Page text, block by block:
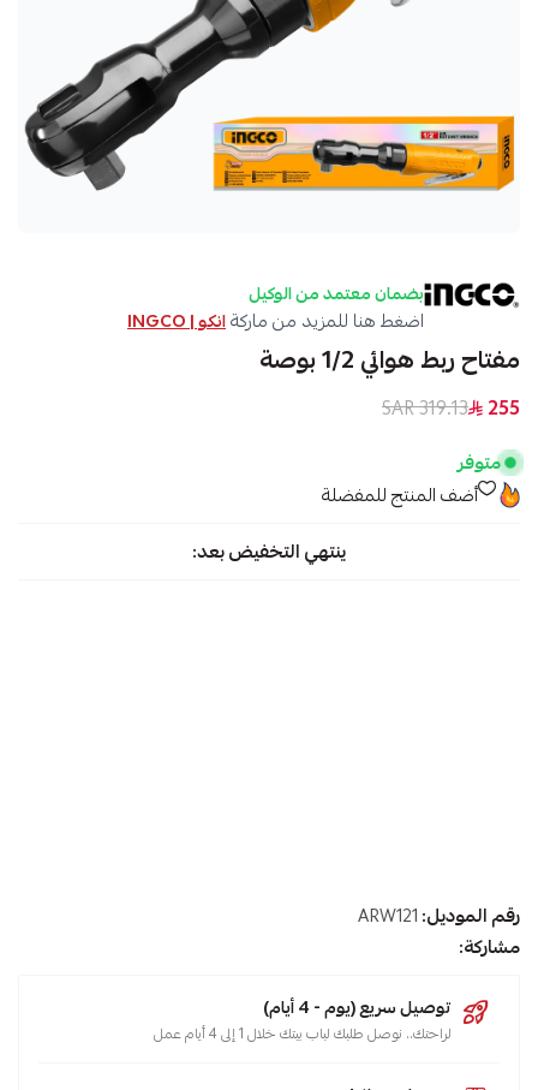
بضمان معتمد من الوكيل
اضغط هنا للمزيد من ماركةانكو | INGCO
مفتاح ربط هوائي 1/2 بوصة
255
319.13 SAR
متوفر
أضف المنتج للمفضلة
ينتهي التخفيض بعد:
رقم الموديل:ARW121
مشاركة:
توصيل سريع (يوم - 4 أيام)
لراحتك.. نوصل طلبك لباب بيتك خلال 1 إلى 4 أيام عمل